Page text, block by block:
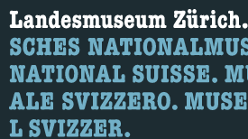
Ricerca
Qui è possibile cercare i contenuti